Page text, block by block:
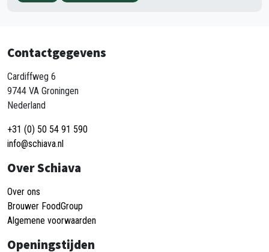
Contactgegevens
Cardiffweg 6
9744 VA Groningen
Nederland
+31 (0) 50 54 91 590
info@schiava.nl
Over Schiava
Over ons
Brouwer FoodGroup
Algemene voorwaarden
Openingstijden